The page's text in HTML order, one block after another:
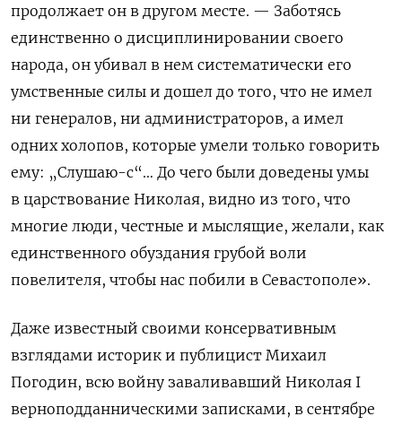
продолжает он в другом месте. — Заботясь
единственно о дисциплинировании своего
народа, он убивал в нем систематически его
умственные силы и дошел до того, что не имел
ни генералов, ни администраторов, а имел
одних холопов, которые умели только говорить
ему: „Слушаю-с“… До чего были доведены умы
в царствование Николая, видно из того, что
многие люди, честные и мыслящие, желали, как
единственного обуздания грубой воли
повелителя, чтобы нас побили в Севастополе».
Даже известный своими консервативным
взглядами историк и публицист Михаил
Погодин, всю войну заваливавший Николая I
верноподданническими записками, в сентябре